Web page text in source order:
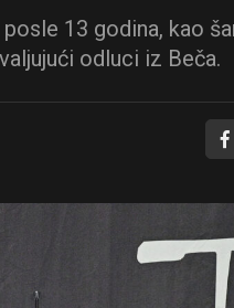
13 godina, kao
odluci iz Beča.